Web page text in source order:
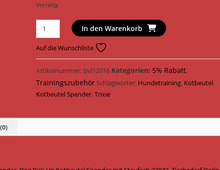
Vorrätig
Trixie
Hundetraining
Dog
Pick
Up
Kotbeutel
Spender
cm
In den Warenkorb
Auf die Wunschliste
Artikelnummer: bvl12016 Kategorien: 5% Rabatt,
TrainingszubehörSchlagwörter: Hundetraining, Kotbeutel,
Kotbeutel Spender,Trixie